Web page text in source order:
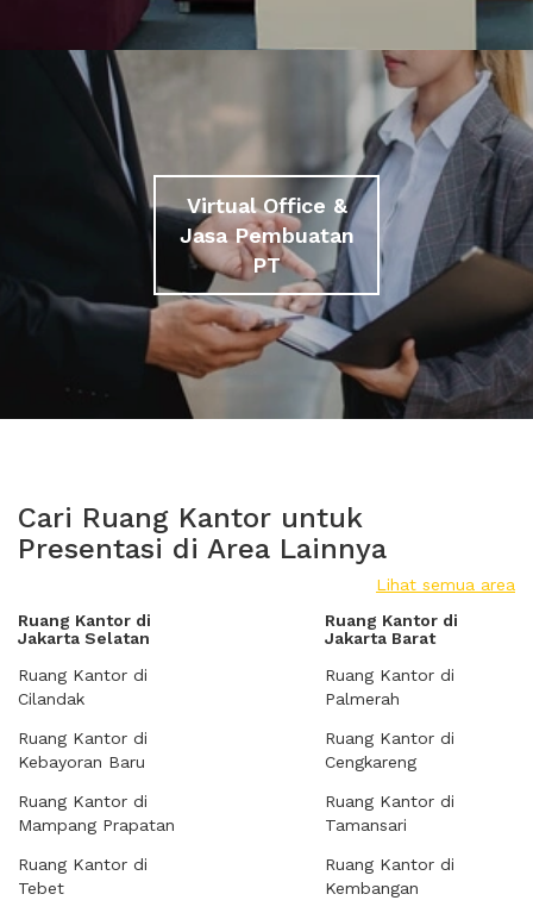
Virtual Office &
Jasa Pembuatan
PT
Cari Ruang Kantor untuk
Presentasi di Area Lainnya
Lihat semua area
Ruang Kantor di
Jakarta Selatan
Ruang Kantor di
Cilandak
Ruang Kantor di
Kebayoran Baru
Ruang Kantor di
Mampang Prapatan
Ruang Kantor di
Tebet
Ruang Kantor di
Jakarta Barat
Ruang Kantor di
Palmerah
Ruang Kantor di
Cengkareng
Ruang Kantor di
Tamansari
Ruang Kantor di
Kembangan